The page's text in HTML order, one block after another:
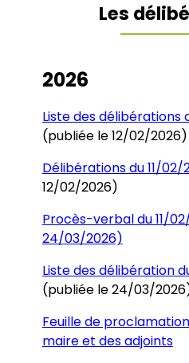
Les
2026
Liste des délibérations
(publiée le 12/02/2026)
Délibérations du 11/02/
12/02/2026)
Procès-verbal du 11/
24/03/2026)
Liste des délibération
(publiée le 24/03/
Feuille de
maire et des adjoints